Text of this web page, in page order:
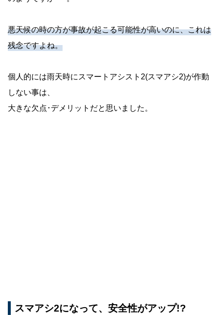
悪天候の時の方が事故が起こる可能性が高いのに、これは
残念ですよね。
個人的には雨天時にスマートアシスト2(スマアシ2)が作動
しない事は、
大きな欠点･デメリットだと思いました。
スマアシ2になって、安全性がアップ!?